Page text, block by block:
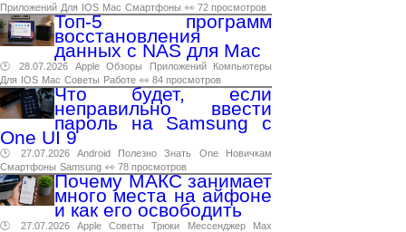
Приложений Для IOS Mac Смартфоны 👀 72 просмотров
Топ-5 программ
восстановления
данных с NAS для Mac
🕑 28.07.2026 Apple Обзоры Приложений
Компьютеры
Для IOS Mac Советы Работе 👀 84 просмотров
Что будет, если
неправильно ввести
пароль на Samsung с
One UI 9
🕑 27.07.2026 Android Полезно Знать One
Новичкам
Смартфоны Samsung 👀 78 просмотров
Почему МАКС занимает
много места на айфоне
и как его освободить
🕑 27.07.2026 Apple Советы Трюки Мессенджер
Max